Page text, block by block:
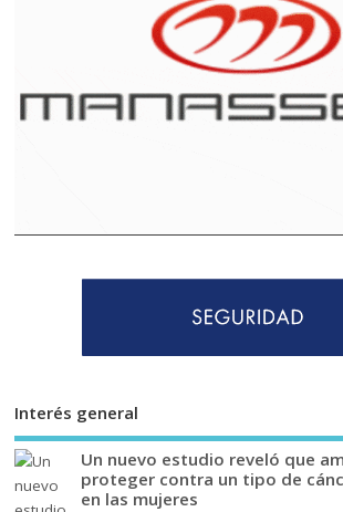
Interés general
Un nuevo estudio reveló que
proteger contra un tipo de
en las mujeres